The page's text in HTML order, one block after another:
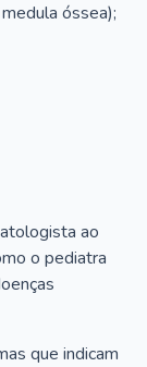
óssea);
ao
o pediatra
que indicam